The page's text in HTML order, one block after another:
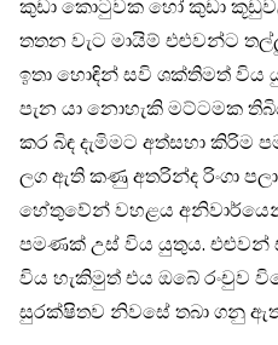
කුඩා කොටුවක හෝ කුඩා
තතන වැට මායිම් එළුවන්ට
ඉතා හොඳින් සවි ශක්තිමත් විය
පැන යා නොහැකි මට්ටමක
කර බිඳ දැමිමට අත්සහා
ලග ඇති කණු අතරින්ද රිංගා
හේතුවේන් වහළය
පමණක් උස් විය යුතුය. එළුවන්
විය හැකිමුත් එය ඔබේ රංචුව
සුරක්ෂිතව නිවසේ තබා ගනු